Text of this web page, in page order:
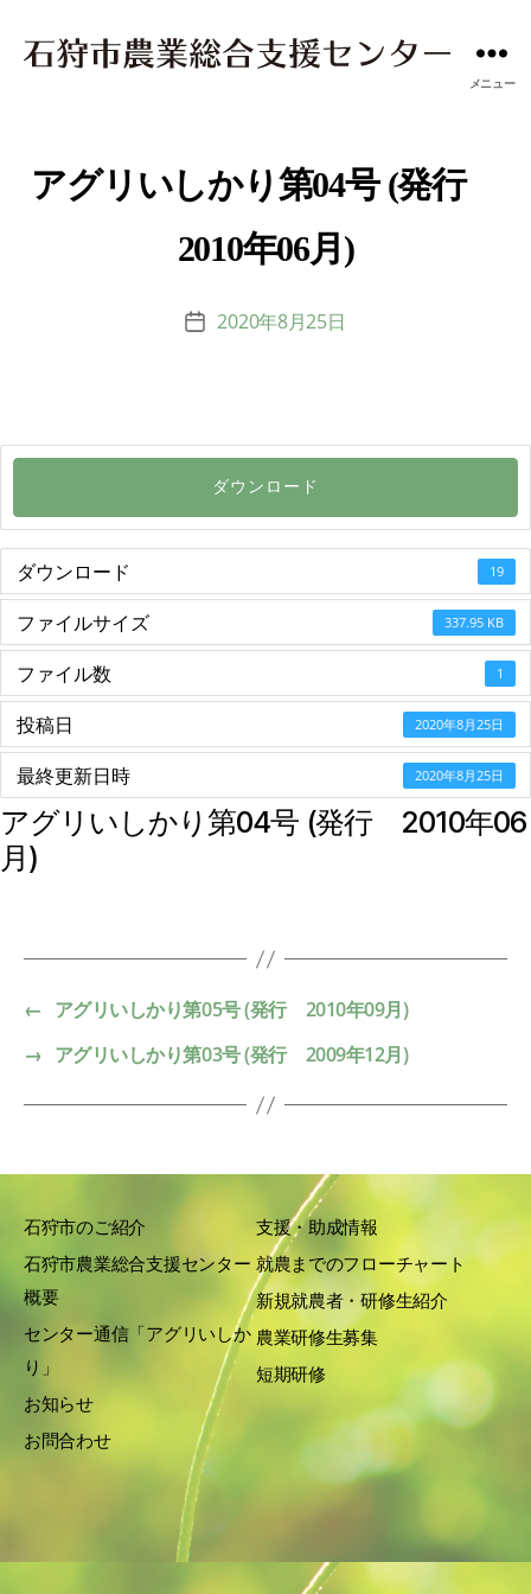
メニュー
アグリいしかり第04号 (発行
2010年06月)
投 2020年8月25日
ダウンロード
ダウンロード 19
ファイルサイズ 337.95 KB
ファイル数 1
投稿日 2020年8月25日
最終更新日時 2020年8月25日
アグリいしかり第04号 (発行 2010年06
月)
← アグリいしかり第05号 (発行 2010年09月)
→ アグリいしかり第03号 (発行 2009年12月)
石狩市のご紹介
石狩市農業総合支援センター
概要
センター通信「アグリいしか
り」
お知らせ
お問合わせ
支援・助成情報
就農までのフローチャート
新規就農者・研修生紹介
農業研修生募集
短期研修